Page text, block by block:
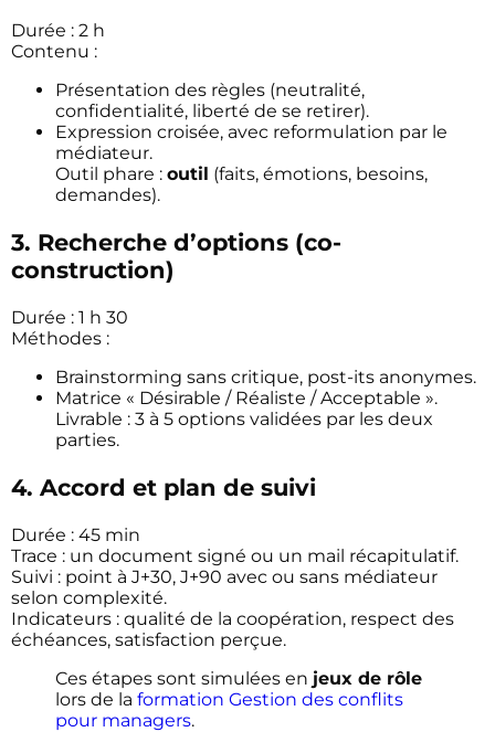
Durée : 2 h
Contenu :
Présentation des règles (neutralité,
confidentialité, liberté de se retirer).
Expression croisée, avec reformulation par le
médiateur.
Outil phare : outil (faits, émotions, besoins,
demandes).
3. Recherche d’options (co-
construction)
Durée : 1 h 30
Méthodes :
Brainstorming sans critique, post-its anonymes.
Matrice « Désirable / Réaliste / Acceptable ».
Livrable : 3 à 5 options validées par les deux
parties.
4. Accord et plan de suivi
Durée : 45 min
Trace : un document signé ou un mail récapitulatif.
Suivi : point à J+30, J+90 avec ou sans médiateur
selon complexité.
Indicateurs : qualité de la coopération, respect des
échéances, satisfaction perçue.
Ces étapes sont simulées en jeux de rôle
lors de la formation Gestion des conflits
pour managers.